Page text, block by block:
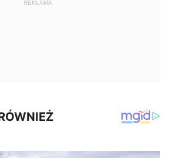
REKLAMA